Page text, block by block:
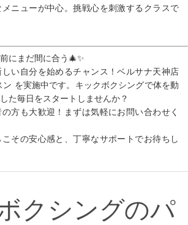
ニューが中心。挑戦心を刺激するクラスで
にまだ間に合う🎄✨
い自分を始めるチャンス！ベルサナ天神店
ン を実施中です。キックボクシングで体を動
た毎日をスタートしませんか？
方も大歓迎！まずは気軽にお問い合わせく
その安心感と、丁寧なサポートでお待ちし
クシングのパ